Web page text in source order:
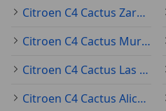
Citroen C4 Cactus Zaragoza
Citroen C4 Cactus Murcia
Citroen C4 Cactus Las Palmas de Gran Canaria
Citroen C4 Cactus Alicante